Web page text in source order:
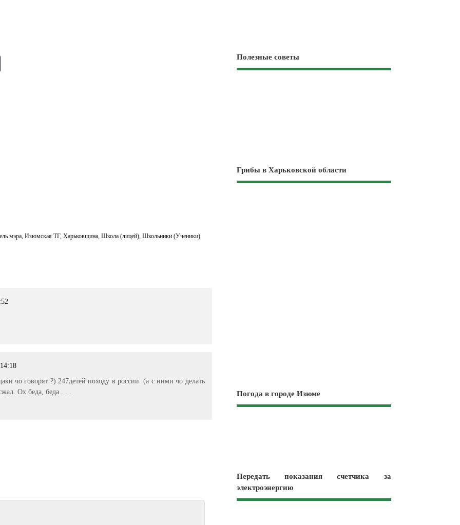
мэра,Изюмская ТГ,Харьковщина,Школа (лицей),Школьники (Ученики)
чо говорят ?) 247детей походу в россии. (а с ними чо делать
Ох беда, беда . . .
Полезные советы
Грибы в Харьковской области
Погода в городе Изюме
Передать показания счетчика за
электроэнергию